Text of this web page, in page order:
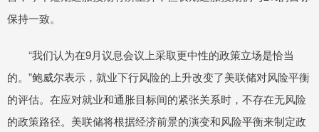
保持一致。
“我们认为在9月议息会议上采取更中性的政策立场是恰当
的。”鲍威尔表示，就业下行风险的上升改变了美联储对风险平衡
的评估。在应对就业和通胀目标间的紧张关系时，不存在无风险
的政策路径。美联储将根据经济前景的演变和风险平衡来制定政